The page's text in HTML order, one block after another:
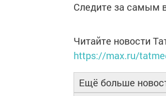
Следите за самым
Читайте новости
https://max.ru/
Ещё больше